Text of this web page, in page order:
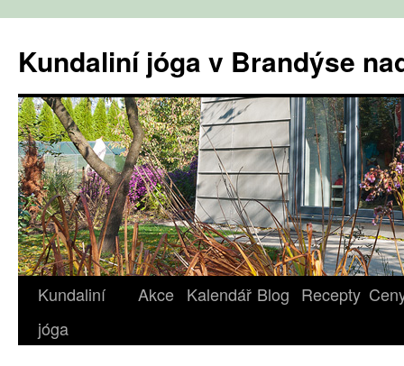
obsahu
webu
Kundaliní jóga v Brandýse
Kundaliní
jóga
Akce Kalendář Blog Recepty